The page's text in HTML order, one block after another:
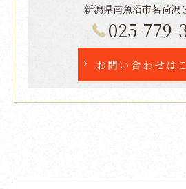
新潟県南魚沼市茗荷沢
025-779-
お問い合わせは